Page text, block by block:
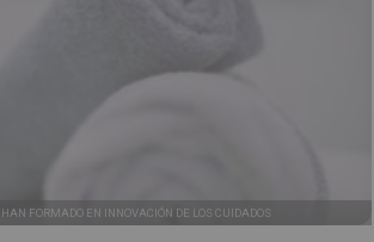
FORMADO EN INNOVACIÓN DE LOS CUIDADOS